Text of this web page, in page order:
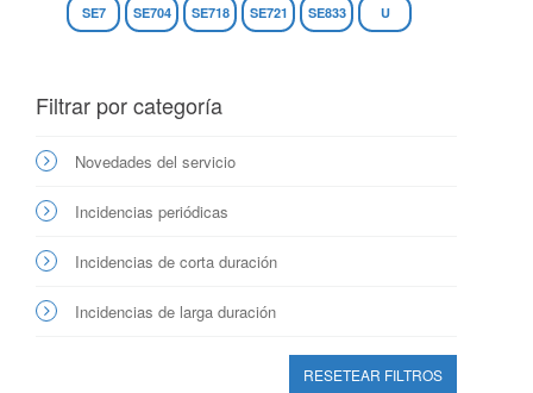
SE7 SE704 SE718 SE721 SE833 U
Filtrar por categoría
Novedades del servicio
Incidencias periódicas
Incidencias de corta duración
Incidencias de larga duración
RESETEAR FILTROS